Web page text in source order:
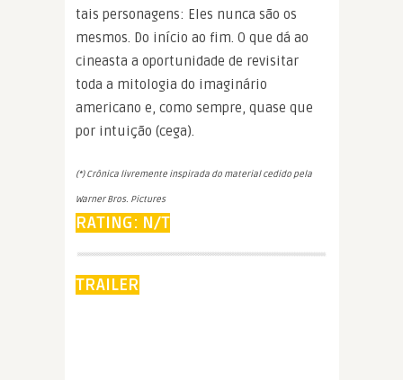
tais personagens: Eles nunca são os
mesmos. Do início ao fim. O que dá ao
cineasta a oportunidade de revisitar
toda a mitologia do imaginário
americano e, como sempre, quase que
por intuição (cega).
(*) Crônica livremente inspirada do material cedido pela
Warner Bros. Pictures
RATING: N/T
TRAILER